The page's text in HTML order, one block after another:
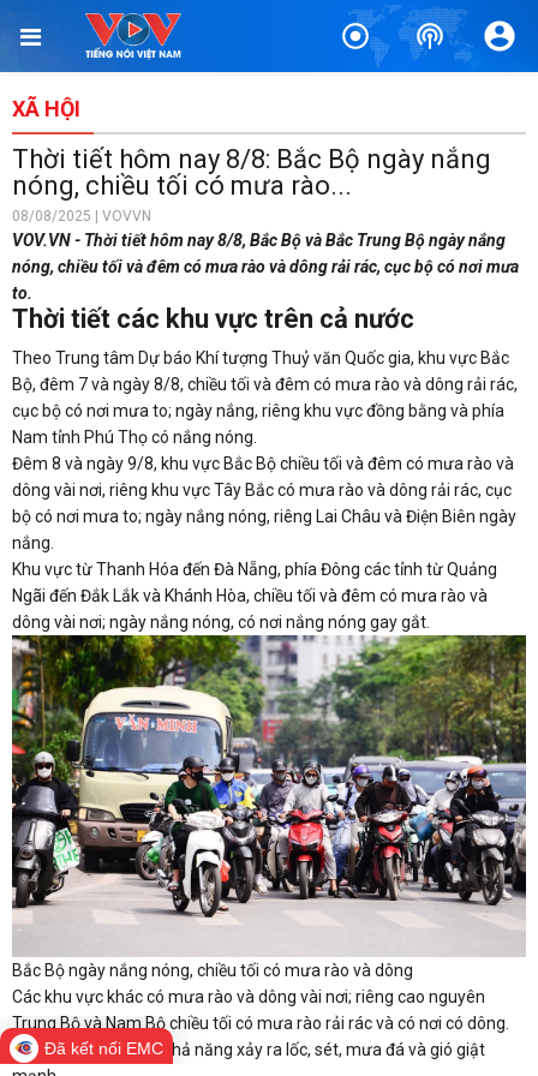
XÃ HỘI
Thời tiết hôm nay 8/8: Bắc Bộ ngày nắng
nóng, chiều tối có mưa rào...
08/08/2025 | VOVVN
VOV.VN - Thời tiết hôm nay 8/8, Bắc Bộ và Bắc Trung Bộ ngày nắng
nóng, chiều tối và đêm có mưa rào và dông rải rác, cục bộ có nơi mưa
to.
Thời tiết các khu vực trên cả nước
Theo Trung tâm Dự báo Khí tượng Thuỷ văn Quốc gia, khu vực Bắc
Bộ, đêm 7 và ngày 8/8, chiều tối và đêm có mưa rào và dông rải rác,
cục bộ có nơi mưa to; ngày nắng, riêng khu vực đồng bằng và phía
Nam tỉnh Phú Thọ có nắng nóng.
Đêm 8 và ngày 9/8, khu vực Bắc Bộ chiều tối và đêm có mưa rào và
dông vài nơi, riêng khu vực Tây Bắc có mưa rào và dông rải rác, cục
bộ có nơi mưa to; ngày nắng nóng, riêng Lai Châu và Điện Biên ngày
nắng.
Khu vực từ Thanh Hóa đến Đà Nẵng, phía Đông các tỉnh từ Quảng
Ngãi đến Đắk Lắk và Khánh Hòa, chiều tối và đêm có mưa rào và
dông vài nơi; ngày nắng nóng, có nơi nắng nóng gay gắt.
Bắc Bộ ngày nắng nóng, chiều tối có mưa rào và dông
Các khu vực khác có mưa rào và dông vài nơi; riêng cao nguyên
Trung Bộ và Nam Bộ chiều tối có mưa rào rải rác và có nơi có dông.
Trong mưa dông có khả năng xảy ra lốc, sét, mưa đá và gió giật
Đã kết nối EMC